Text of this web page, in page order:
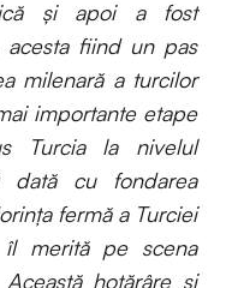
și apoi a fost
acesta fiind un pas
milenară a turcilor
importante etape
Turcia la nivelul
dată cu fondarea
fermă a Turciei
merită pe scena
hotărâre și